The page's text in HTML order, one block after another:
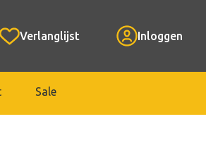
Verlanglijst Inloggen
Sale